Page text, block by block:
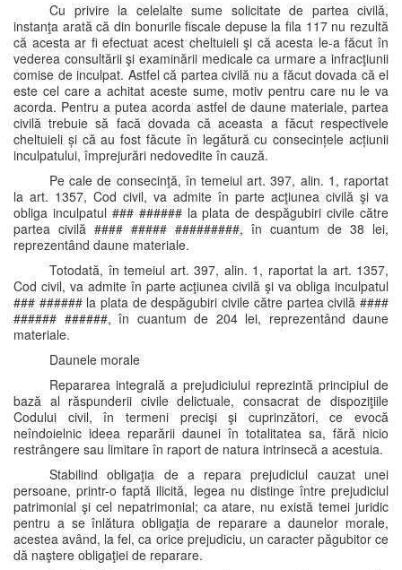
Cu privire la celelalte sume solicitate de partea civilă,
instanţa arată că din bonurile fiscale depuse la fila 117 nu rezultă
că acesta ar fi efectuat acest cheltuieli şi că acesta le-a făcut în
vederea consultării şi examinării medicale ca urmare a infracţiunii
comise de inculpat. Astfel că partea civilă nu a făcut dovada că el
este cel care a achitat aceste sume, motiv pentru care nu le va
acorda. Pentru a putea acorda astfel de daune materiale, partea
civilă trebuie să facă dovada că aceasta a făcut respectivele
cheltuieli și că au fost făcute în legătură cu consecințele acțiunii
inculpatului, împrejurări nedovedite în cauză.
Pe cale de consecinţă, în temeiul art. 397, alin. 1, raportat
la art. 1357, Cod civil, va admite în parte acţiunea civilă şi va
obliga inculpatul ### ###### la plata de despăgubiri civile către
partea civilă #### ##### #########, în cuantum de 38 lei,
reprezentând daune materiale.
Totodată, în temeiul art. 397, alin. 1, raportat la art. 1357,
Cod civil, va admite în parte acţiunea civilă şi va obliga inculpatul
### ###### la plata de despăgubiri civile către partea civilă ####
###### ######, în cuantum de 204 lei, reprezentând daune
materiale.
Daunele morale
Repararea integrală a prejudiciului reprezintă principiul de
bază al răspunderii civile delictuale, consacrat de dispoziţiile
Codului civil, în termeni precişi şi cuprinzători, ce evocă
neîndoielnic ideea reparării daunei în totalitatea sa, fără nicio
restrângere sau limitare în raport de natura intrinsecă a acestuia.
Stabilind obligaţia de a repara prejudiciul cauzat unei
persoane, printr-o faptă ilicită, legea nu distinge între prejudiciul
patrimonial şi cel nepatrimonial; ca atare, nu există temei juridic
pentru a se înlătura obligaţia de reparare a daunelor morale,
acestea având, la fel, ca orice prejudiciu, un caracter păgubitor ce
dă naştere obligaţiei de reparare.